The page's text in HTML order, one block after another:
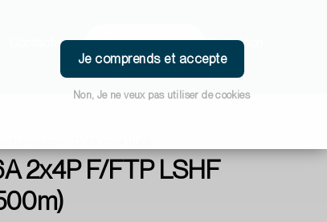
Je comprends et accepte
Non, Je ne veux pas utiliser de cookies
Connexion
2x4P F/FTP LSHF